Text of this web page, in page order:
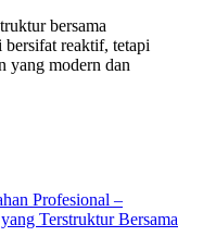
bersama
bersifat reaktif, tetapi
yang modern dan
Profesional –
Terstruktur Bersama